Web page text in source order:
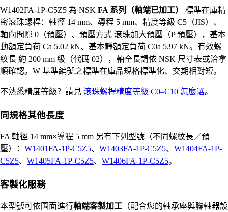
W1402FA-1P-C5Z5 為 NSK FA 系列（軸端已加工）
標準在庫精
密滾珠螺桿：軸徑 14 mm、導程 5 mm、精度等級 C5（JIS）、
軸向間隙 0（預壓）、預壓方式 滾珠加大預壓（P 預壓），基本
動額定負荷 Ca 5.02 kN、基本靜額定負荷 C0a 5.97 kN。有效螺
紋長 約 200 mm 級（代碼 02），軸全長請依 NSK 尺寸表或洽拿
順確認。W 基準編號之標準在庫品規格標準化、交期相對短。
不熟悉精度等級？請見 滾珠螺桿精度等級 C0–C10 怎麼選。
同規格其他長度
FA 軸徑 14 mm×導程 5 mm 另有下列型號（不同螺紋長／預
壓）： W1401FA-1P-C5Z5、 W1403FA-1P-C5Z5、 W1404FA-1P-
C5Z5、 W1405FA-1P-C5Z5、 W1406FA-1P-C5Z5。
客製化服務
本型號可依圖面進行軸端客製加工 （配合您的軸承座與聯軸器設